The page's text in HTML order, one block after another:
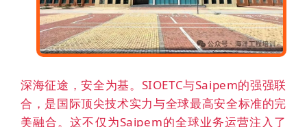
深海征途，安全为基。SIOETC与Saipem的强强联
合，是国际顶尖技术实力与全球最高安全标准的完
美融合。这不仅为Saipem的全球业务运营注入了